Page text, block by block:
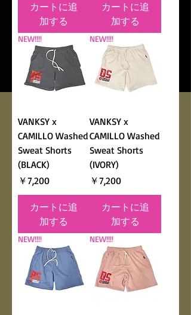
カートに追
加する
カートに追
加する
NEW!!!!
VANKSY x
CAMILLO Washed
Sweat Shorts
(BLACK)
価格
￥7,200
カートに追
加する
NEW!!!!
VANKSY x
CAMILLO Washed
Sweat Shorts
(IVORY)
価格
￥7,200
カートに追
加する
NEW!!!! NEW!!!!